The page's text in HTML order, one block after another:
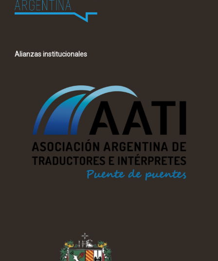
Alianzas institucionales